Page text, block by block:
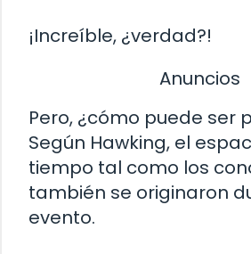
¡Increíble, ¿verdad?!
Anuncios
Pero, ¿cómo puede ser
Según Hawking, el
tiempo tal como los
también se originaron
evento.